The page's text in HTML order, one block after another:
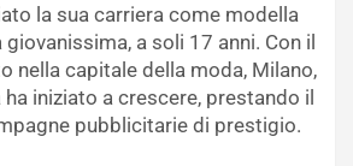
la sua carriera come modella
giovanissima, a soli 17 anni. Con il
nella capitale della moda, Milano,
iniziato a crescere, prestando il
pubblicitarie di prestigio.